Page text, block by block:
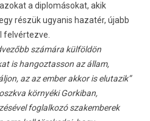
a diplomásokat, akik
részük ugyanis hazatér, újabb
felvértezve.
számára külföldön
is hangoztasson az állam,
az az ember akkor is elutazik”
környéki Gorkiban,
foglalkozó szakemberek